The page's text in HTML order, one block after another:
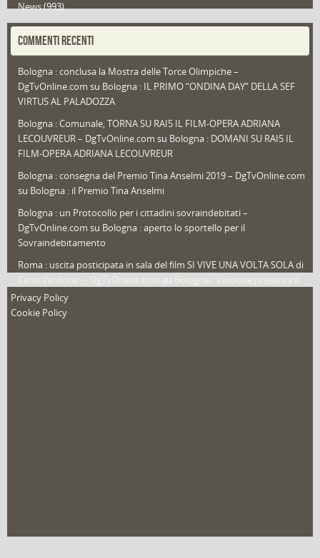
News(993)
Portfolio(1)
Redazioni(1.050)
Speciali (22)
Sport
That's Bologna Magazine(25)
Video (archivio)(263)
Video in primo piano
(6)
COMMENTI RECENTI
Bologna : conclusa la Mostra delle Torce Olimpiche –
DgTvOnline.com su Bologna : IL PRIMO “ONDINA DAY” DELLA SEF
VIRTUS AL PALADOZZA
Bologna : Comunale, TORNA SU RAI5 IL FILM-OPERA ADRIANA
LECOUVREUR – DgTvOnline.com su Bologna : DOMANI SU RAI5 IL
FILM-OPERA ADRIANA LECOUVREUR
Bologna : consegna del Premio Tina Anselmi 2019 – DgTvOnline.com
su Bologna : il Premio Tina Anselmi
Bologna : un Protocollo per i cittadini sovraindebitati –
DgTvOnline.com su Bologna : aperto lo sportello per il
Sovraindebitamento
Roma : uscita posticipata in sala del film SI VIVE UNA VOLTA SOLA di
su
nuovo film
Privacy Policy
Cookie Policy